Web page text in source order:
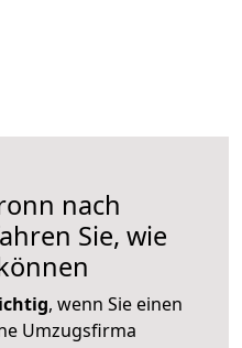
nach
Sie, wie
, wenn Sie einen
Umzugsfirma